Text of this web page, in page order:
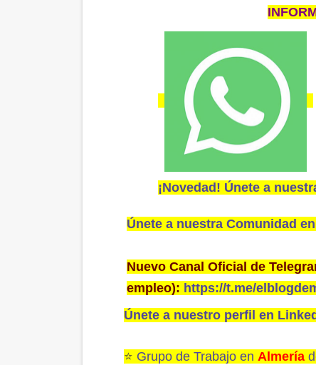
¡Novedad! Únete a
Únete a nuestra Comunidad
Nuevo Canal Oficial de
empleo): https://t.me/
Únete a nuestro perfil en
⭐️ Grupo de Trabajo en Almería